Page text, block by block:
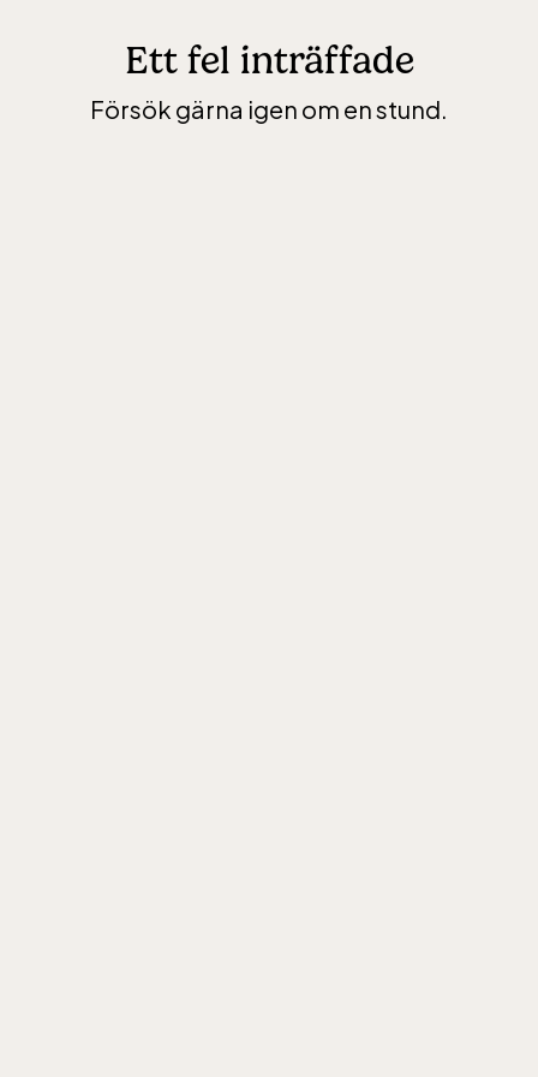
Ett fel inträffade
Försök gärna igen om en stund.